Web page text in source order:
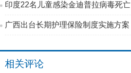
印度22名儿童感染金迪普拉病毒死亡
广西出台长期护理保险制度实施方案
相关评论